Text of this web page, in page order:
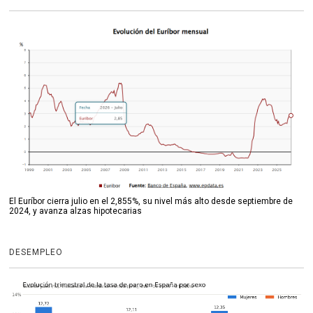
El Euríbor cierra julio en el 2,855%, su nivel más alto desde septiembre de
2024, y avanza alzas hipotecarias
DESEMPLEO